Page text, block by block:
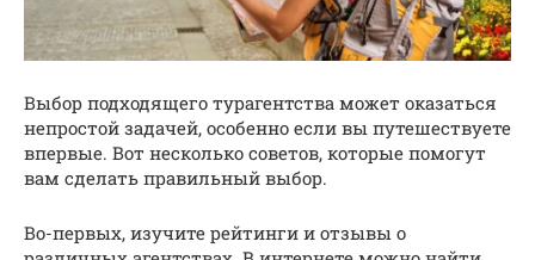
Выбор подходящего турагентства может оказаться
непростой задачей, особенно если вы путешествуете
впервые. Вот несколько советов, которые помогут
вам сделать правильный выбор.
Во-первых, изучите рейтинги и отзывы о